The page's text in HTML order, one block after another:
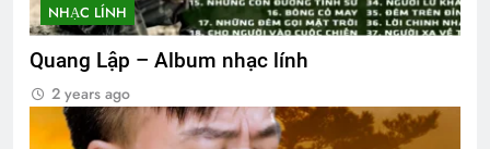
NHẠC LÍNH
Quang Lập – Album nhạc lính
2 years ago